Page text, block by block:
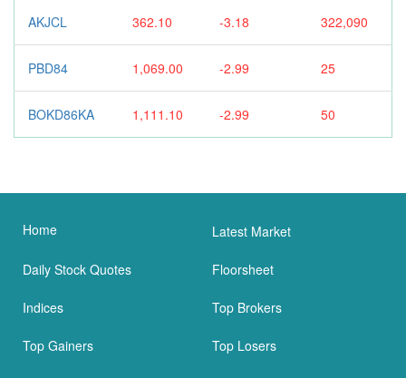
AKJCL 362.10 -3.18 322,090
PBD84 1,069.00 -2.99 25
BOKD86KA 1,111.10 -2.99 50
Home Latest Market
Daily Stock Quotes Floorsheet
Indices Top Brokers
Top Gainers Top Losers